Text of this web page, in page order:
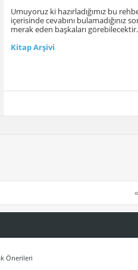
Umuyoruz ki hazırladığımız bu
içerisinde cevabını bulamadığınız
merak eden başkaları
Kitap Arşivi
«
Önerileri